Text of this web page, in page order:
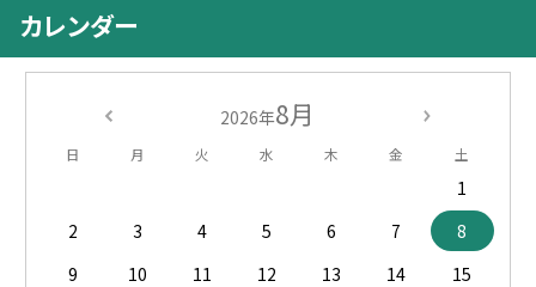
カレンダー
2026年8月
日 月 火 水 木 金 土
1
2
3 4 5 6 7
8
9
10 11 12 13 14
15